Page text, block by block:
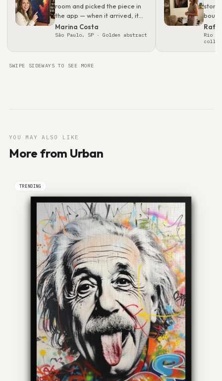
room and picked the piece in
the app — when it arrived, it
looked even better than on
screen. Packaging was
gift.”
Marina Costa
São Paulo, SP· Golden abstract
story.
what
real
Rio
SWIPE SIDEWAYS TO SEE MORE
YOU MAY ALSO LIKE
More from Urban
TRENDING